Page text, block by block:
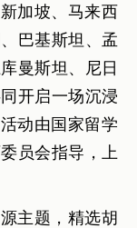
加坡、马来西
巴基斯坦、孟
曼斯坦、尼日
开启一场沉浸
动由国家留学
员会指导，上
主题，精选胡